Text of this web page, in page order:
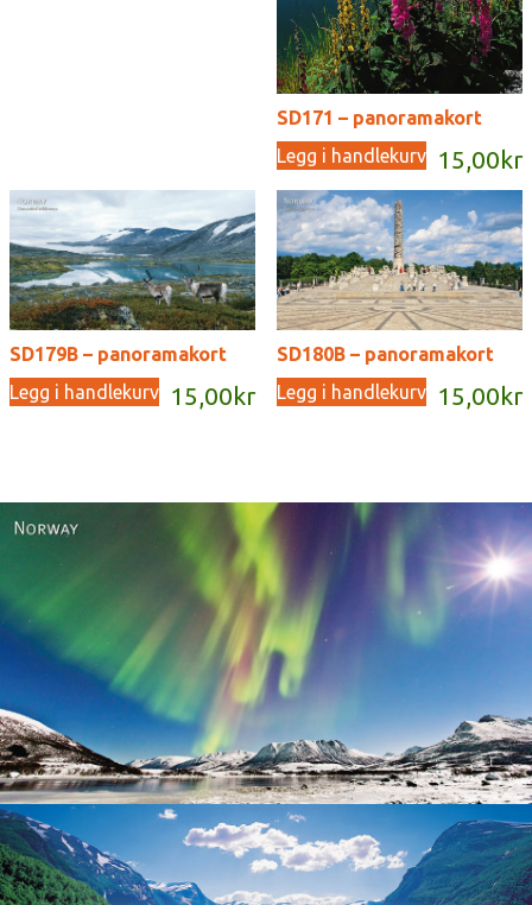
SD171 – panoramakort
15,00 kr
Legg i handlekurv
SD179B – panoramakort
15,00 kr
Legg i handlekurv
SD180B – panoramakort
15,00 kr
Legg i handlekurv
Norway